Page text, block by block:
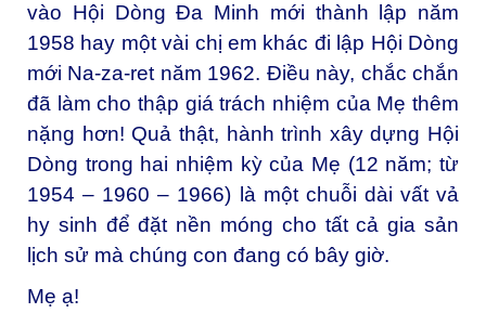
vào Hội Dòng Đa Minh mới thành lập năm
1958 hay một vài chị em khác đi lập Hội Dòng
mới Na-za-ret năm 1962. Điều này, chắc chắn
đã làm cho thập giá trách nhiệm của Mẹ thêm
nặng hơn! Quả thật, hành trình xây dựng Hội
Dòng trong hai nhiệm kỳ của Mẹ (12 năm; từ
1954 – 1960 – 1966) là một chuỗi dài vất vả
hy sinh để đặt nền móng cho tất cả gia sản
lịch sử mà chúng con đang có bây giờ.
Mẹ ạ!